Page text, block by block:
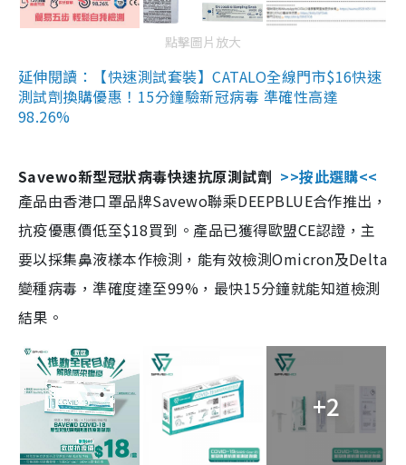
點擊圖片放大
延伸閱讀：【快速測試套裝】CATALO全線門市$16快速
測試劑換購優惠！15分鐘驗新冠病毒 準確性高達
98.26%
Savewo新型冠狀病毒快速抗原測試劑 >>按此選購<<
產品由香港口罩品牌Savewo聯乘DEEPBLUE合作推出，
抗疫優惠價低至$18買到。產品已獲得歐盟CE認證，主
要以採集鼻液樣本作檢測，能有效檢測Omicron及Delta
變種病毒，準確度達至99%，最快15分鐘就能知道檢測
結果。
+2